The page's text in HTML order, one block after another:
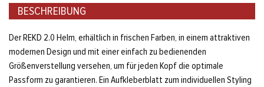
BESCHREIBUNG
Der REKD 2.0 Helm, erhältlich in frischen Farben, in einem attraktiven
modernen Design und mit einer einfach zu bedienenden
Größenverstellung versehen, um für jeden Kopf die optimale
Passform zu garantieren. Ein Aufkleberblatt zum individuellen Styling